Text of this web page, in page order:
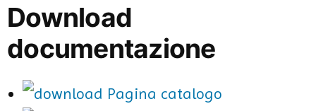
Download
documentazione
Pagina catalogo